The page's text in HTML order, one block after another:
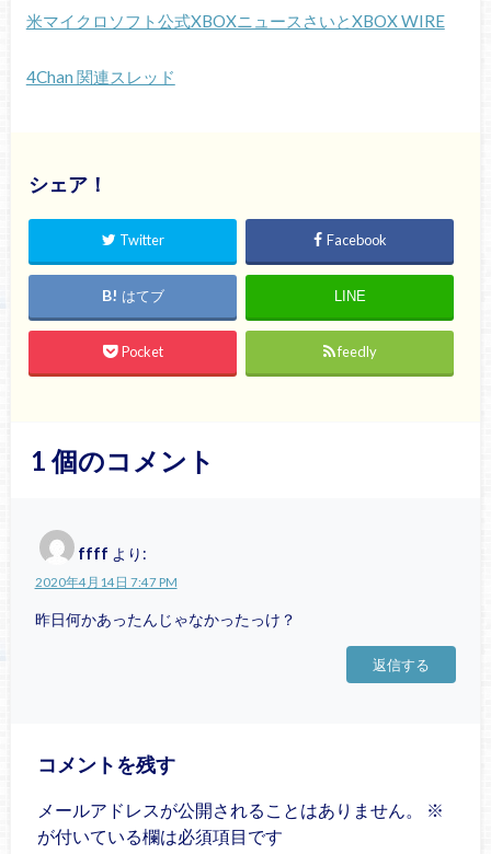
米マイクロソフト公式XBOXニュースさいとXBOX WIRE
4Chan 関連スレッド
シェア！
Twitter Facebook
はてブ LINE
Pocket feedly
1個のコメント
ffff より:
2020年4月14日 7:47 PM
昨日何かあったんじゃなかったっけ？
返信する
コメントを残す
メールアドレスが公開されることはありません。
※
が付いている欄は必須項目です